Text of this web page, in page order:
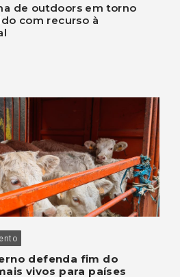
de outdoors em torno
com recurso à
defenda fim do
vivos para países